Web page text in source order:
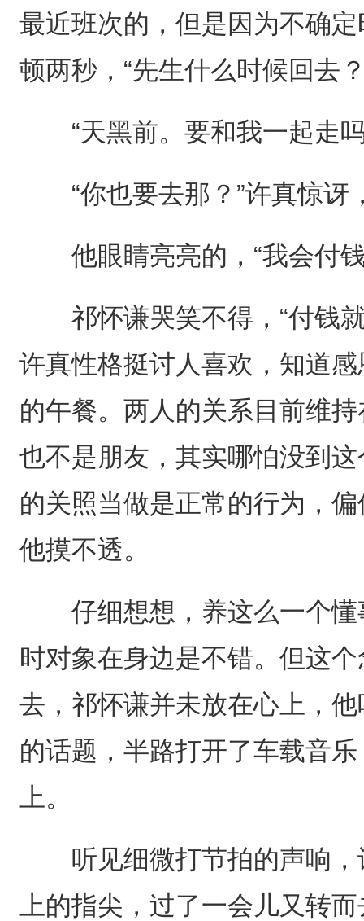
最近班次的，但是因为不确
顿两秒，“先生什么时候回去
“天黑前。要和我一起走吗
“你也要去那？”许真惊讶
他眼睛亮亮的，“我会付钱
祁怀谦哭笑不得，“付钱就
许真性格挺讨人喜欢，知道
的午餐。两人的关系目前维
也不是朋友，其实哪怕没到
的关照当做是正常的行为，
他摸不透。
仔细想想，养这么一个懂
时对象在身边是不错。但这
去，祁怀谦并未放在心上，
的话题，半路打开了车载音
上。
听见细微打节拍的声响，
上的指尖，过了一会儿又转